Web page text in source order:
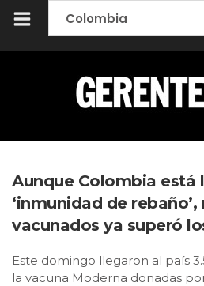
Aunque Colombia está
‘inmunidad de
vacunados ya superó
Este domingo llegaron al país
la vacuna Moderna donadas